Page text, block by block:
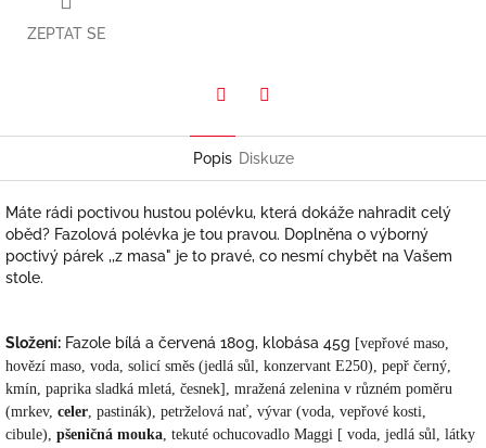
ZEPTAT SE
Popis Diskuze
Máte rádi poctivou hustou polévku, která dokáže nahradit celý
oběd? Fazolová polévka je tou pravou. Doplněna o výborný
poctivý párek ,,z masa" je to pravé, co nesmí chybět na Vašem
stole.
Složení: Fazole bílá a červená 180g, klobása 45g [vepřové maso,
hovězí maso, voda, solicí směs (jedlá sůl, konzervant E250), pepř černý,
kmín, paprika sladká mletá, česnek] , mražená zelenina v různém poměru
(mrkev, celer, pastinák), petrželová nať, vývar (voda, vepřové kosti,
cibule), pšeničná mouka, tekuté ochucovadlo Maggi [ voda, jedlá sůl, látky